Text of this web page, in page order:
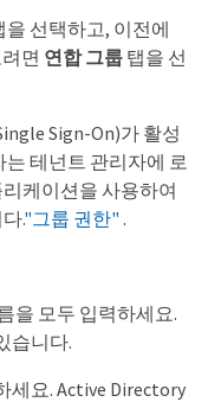
선택하고, 이전에
면 연합 그룹탭을 선
Sign-On)가 활성
테넌트 관리자에 로
케이션을 사용하여
."그룹 권한" .
을 모두 입력하세요.
습니다.
세요. Active Directory